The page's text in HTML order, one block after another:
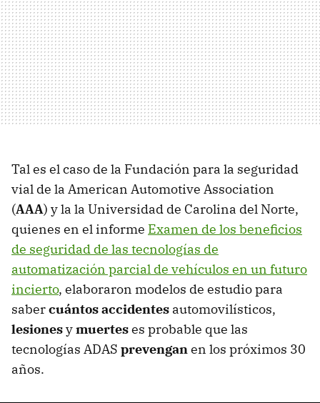
Tal es el caso de la Fundación para la seguridad
vial de la American Automotive Association
(AAA) y la la Universidad de Carolina del Norte,
quienes en el informe Examen de los beneficios
de seguridad de las tecnologías de
automatización parcial de vehículos en un futuro
incierto, elaboraron modelos de estudio para
sabercuántos accidentes automovilísticos,
lesionesymuerteses probable que las
tecnologías ADAS prevenganen los próximos 30
años.